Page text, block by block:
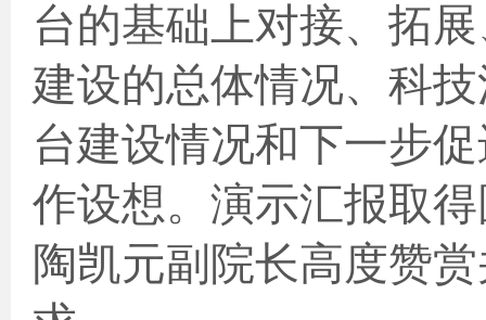
台的基础上对接、拓
建设的总体情况、科
台建设情况和下一步
作设想。演示汇报取
陶凯元副院长高度赞